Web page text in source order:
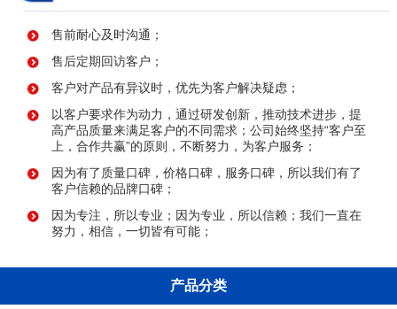
售前耐心及时沟通；
售后定期回访客户；
客户对产品有异议时，优先为客户解决疑虑；
以客户要求作为动力，通过研发创新，推动技术进步，提
高产品质量来满足客户的不同需求；公司始终坚持“客户至
上，合作共赢”的原则，不断努力，为客户服务；
因为有了质量口碑，价格口碑，服务口碑，所以我们有了
客户信赖的品牌口碑；
因为专注，所以专业；因为专业，所以信赖；我们一直在
努力，相信，一切皆有可能；
产品分类